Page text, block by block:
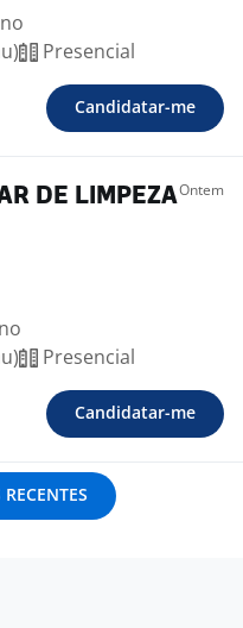
Presencial
Candidatar-me
DE LIMPEZAOntem
Presencial
Candidatar-me